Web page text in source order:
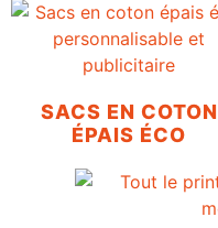
SACS EN COTON
ÉPAIS ÉCO